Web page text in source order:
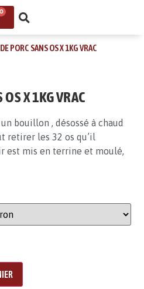
0
PORC SANS OS X 1KG VRAC
X 1KG VRAC
bouillon , désossé à chaud
retirer les 32 os qu’il
est mis en terrine et moulé,